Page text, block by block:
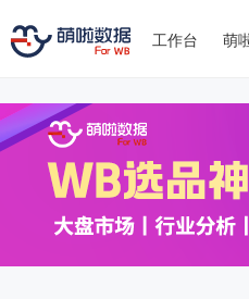
45
工作台 萌